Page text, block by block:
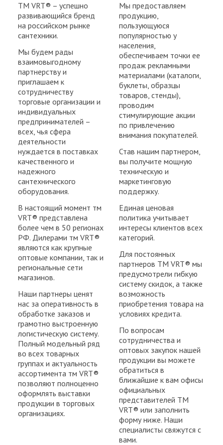
ТМ VRT® – успешно
развивающийся бренд
на российском рынке
сантехники.
Мы будем рады
взаимовыгодному
партнерству и
приглашаем к
сотрудничеству
торговые организации и
индивидуальных
предпринимателей –
всех, чья сфера
деятельности
нуждается в поставках
качественного и
надежного
сантехнического
оборудования.
В настоящий момент тм
VRT® представлена
более чем в 50 регионах
РФ. Дилерами тм VRT®
являются как крупные
оптовые компании, так и
региональные сети
магазинов.
Наши партнеры ценят
нас за оперативность в
обработке заказов и
грамотно выстроенную
логистическую систему.
Полный модельный ряд
во всех товарных
группах и актуальность
ассортимента тм VRT®
позволяют полноценно
оформлять выставки
продукции в торговых
организациях.
Мы предоставляем
продукцию,
пользующуюся
популярностью у
населения,
обеспечиваем точки ее
продаж рекламными
материалами (каталоги,
буклеты, образцы
товаров, стенды),
проводим
стимулирующие акции
по привлечению
внимания покупателей.
Став нашим партнером,
вы получите мощную
техническую и
маркетинговую
поддержку.
Единая ценовая
политика учитывает
интересы клиентов всех
категорий.
Для постоянных
партнеров ТМ VRT® мы
предусмотрели гибкую
систему скидок, а также
возможность
приобретения товара на
условиях кредита.
По вопросам
сотрудничества и
оптовых закупок нашей
продукции вы можете
обратиться в
ближайшие к вам офисы
официальных
представителей ТМ
VRT® или заполнить
форму ниже. Наши
специалисты свяжутся с
вами.